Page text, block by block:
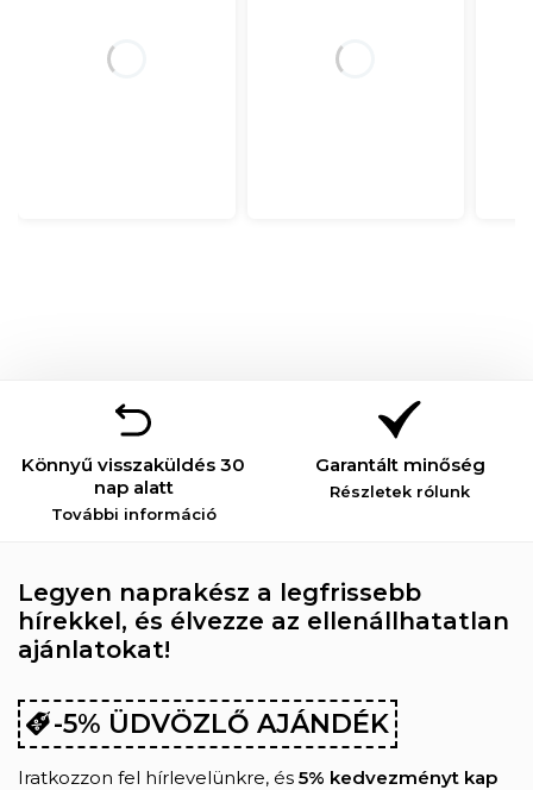
Könnyű visszaküldés 30
nap alatt
További információ
Garantált minőség
Részletek rólunk
Legyen naprakész a legfrissebb
hírekkel, és élvezze az ellenállhatatlan
ajánlatokat!
-5% ÜDVÖZLŐ AJÁNDÉK
Iratkozzon fel hírlevelünkre, és 5% kedvezményt kap